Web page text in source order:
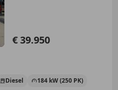
€ 39.950
Diesel
184 kW (250 PK)